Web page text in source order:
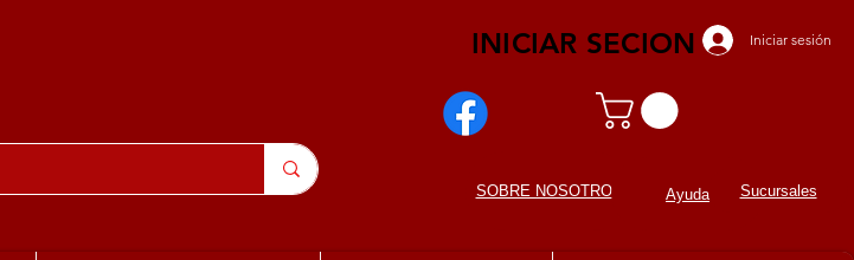
Iniciar sesión
INICIAR SECION
SOBRE NOSOTROS Ayuda Sucursales